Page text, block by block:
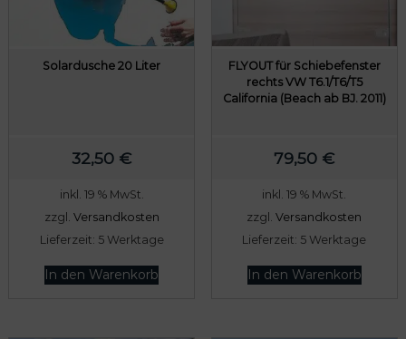
Solardusche 20 Liter
32,50 €
inkl. 19 % MwSt.
zzgl. Versandkosten
Lieferzeit: 5 Werktage
In den Warenkorb
FLYOUT für Schiebefenster
rechts VW T6.1/T6/T5
California (Beach ab BJ. 2011)
79,50 €
inkl. 19 % MwSt.
zzgl.Versandkosten
Lieferzeit: 5 Werktage
In den Warenkorb